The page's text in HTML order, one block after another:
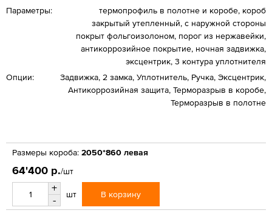
Параметры:
термопрофиль в полотне и коробе, короб
закрытый утепленный, с наружной стороны
покрыт фольгоизолоном, порог из нержавейки,
антикоррозийное покрытие, ночная задвижка,
эксцентрик, 3 контура уплотнителя
Опции:
Задвижка, 2 замка, Уплотнитель, Ручка, Эксцентрик,
Антикоррозийная защита, Терморазрыв в коробе,
Терморазрыв в полотне
Размеры короба: 2050*860 левая
64'400 р./шт
+
-
шт В корзину